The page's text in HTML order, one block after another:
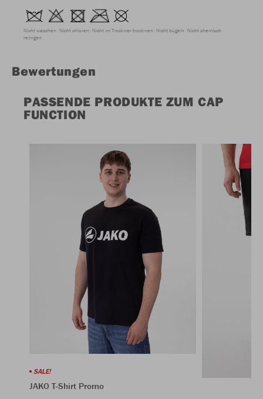
Nicht waschen Nicht chloren Nicht im Trockner trocknen Nicht bügeln Nicht chemisch
reinigen
Bewertungen
PASSENDE PRODUKTE ZUM CAP
FUNCTION
SALE!
JAKO T-Shirt Promo